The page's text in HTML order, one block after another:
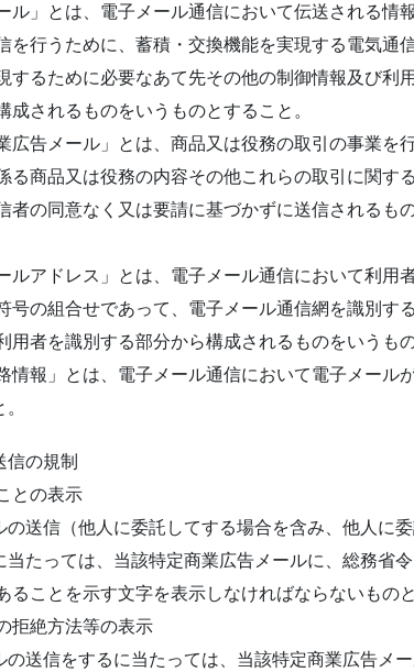
ル」とは、電子メール通信において伝送される情
を行うために、蓄積・交換機能を実現する電気通
するために必要なあて先その他の制御情報及び利
されるものをいうものとすること。
広告メール」とは、商品又は役務の取引の事業を
る商品又は役務の内容その他これらの取引に関す
者の同意なく又は要請に基づかずに送信されるも
ルアドレス」とは、電子メール通信において利用
号の組合せであって、電子メール通信網を識別す
用者を識別する部分から構成されるものをいうも
情報」とは、電子メール通信において電子メール
の規制
との表示
送信（他人に委託してする場合を含み、他人に
たっては、当該特定商業広告メールに、総務省
ることを示す文字を表示しなければならないもの
拒絶方法等の表示
送信をするに当たっては、当該特定商業広告メ